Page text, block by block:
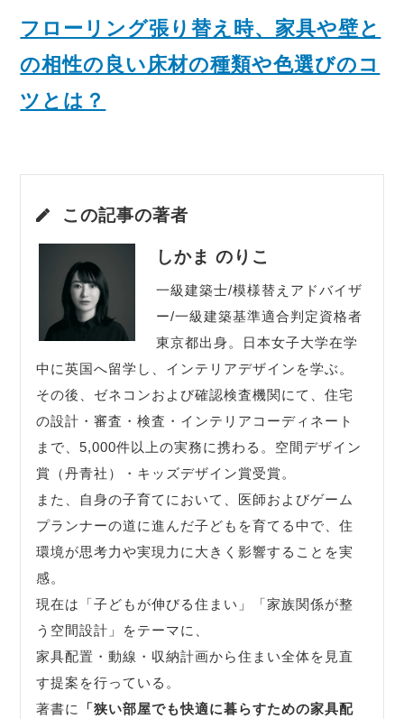
フローリング張り替え時、家具や壁と
の相性の良い床材の種類や色選びのコ
ツとは？
この記事の著者
しかま のりこ
一級建築士/模様替えアドバイザ
ー/一級建築基準適合判定資格者
東京都出身。日本女子大学在学
中に英国へ留学し、インテリアデザインを学ぶ。
その後、ゼネコンおよび確認検査機関にて、住宅
の設計・審査・検査・インテリアコーディネート
まで、5,000件以上の実務に携わる。空間デザイン
賞（丹青社）・キッズデザイン賞受賞。
また、自身の子育てにおいて、医師およびゲーム
プランナーの道に進んだ子どもを育てる中で、住
環境が思考力や実現力に大きく影響することを実
感。
現在は「子どもが伸びる住まい」「家族関係が整
う空間設計」をテーマに、
家具配置・動線・収納計画から住まい全体を見直
す提案を行っている。
著書に
「狭い部屋でも快適に暮らすための家具配